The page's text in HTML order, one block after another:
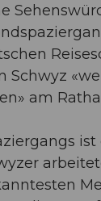
Schwyz
am